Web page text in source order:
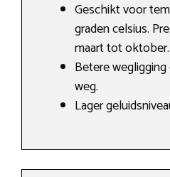
Geschikt voor
graden celsius.
maart tot oktober.
Betere
weg.
Lager